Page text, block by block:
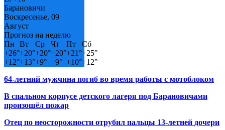
Барановичи
Воскресенье, 09
Август
Прогноз на неделю
Пн
Вт Ср Чт Пт
Сб
+26°+20°+20°+20°+21°+25°
+12°+13°+9° +9° +10°+12°
64-летний мужчина погиб во время работы с мотоблоком
В спальном корпусе детского лагеря под Барановичами
произошёл пожар
Отец по неосторожности отрубил пальцы 13-летней дочери